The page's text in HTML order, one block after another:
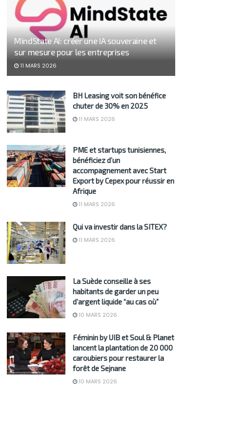
MindState AI: créer une IA souveraine et
sur mesure pour les entreprises
11 MARS 2026
BH Leasing voit son bénéfice
chuter de 30% en 2025
11 MARS 2026
PME et startups tunisiennes,
bénéficiez d’un
accompagnement avec Start
Export by Cepex pour réussir en
Afrique
11 MARS 2026
Qui va investir dans la SITEX?
11 MARS 2026
La Suède conseille à ses
habitants de garder un peu
d’argent liquide “au cas où”
10 MARS 2026
Féminin by UIB et Soul & Planet
lancent la plantation de 20 000
caroubiers pour restaurer la
forêt de Sejnane
10 MARS 2026